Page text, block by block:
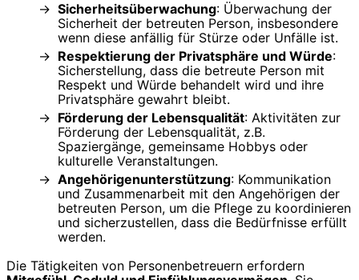
Sicherheitsüberwachung: Überwachung der
Sicherheit der betreuten Person, insbesondere
wenn diese anfällig für Stürze oder Unfälle ist.
Respektierung der Privatsphäre und Würde:
Sicherstellung, dass die betreute Person mit
Respekt und Würde behandelt wird und ihre
Privatsphäre gewahrt bleibt.
Förderung der Lebensqualität: Aktivitäten zur
Förderung der Lebensqualität, z.B.
Spaziergänge, gemeinsame Hobbys oder
kulturelle Veranstaltungen.
Angehörigenunterstützung: Kommunikation
und Zusammenarbeit mit den Angehörigen der
betreuten Person, um die Pflege zu koordinieren
und sicherzustellen, dass die Bedürfnisse erfüllt
werden.
Die Tätigkeiten von Personenbetreuern erfordern